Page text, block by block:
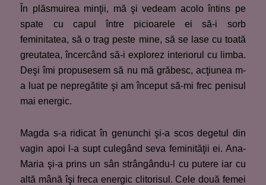
În plăsmuirea minţii, mă şi vedeam acolo întins pe
spate cu capul între picioarele ei să-i sorb
feminitatea, să o trag peste mine, să se lase cu toată
greutatea, încercând să-i explorez interiorul cu limba.
Deşi îmi propusesem să nu mă grăbesc, acţiunea m-
a luat pe nepregătite şi am început să-mi frec penisul
mai energic.
Magda s-a ridicat în genunchi şi-a scos degetul din
vagin apoi l-a supt culegând seva feminităţii ei. Ana-
Maria şi-a prins un sân strângându-l cu putere iar cu
altă mână îşi freca energic clitorisul. Cele două femei